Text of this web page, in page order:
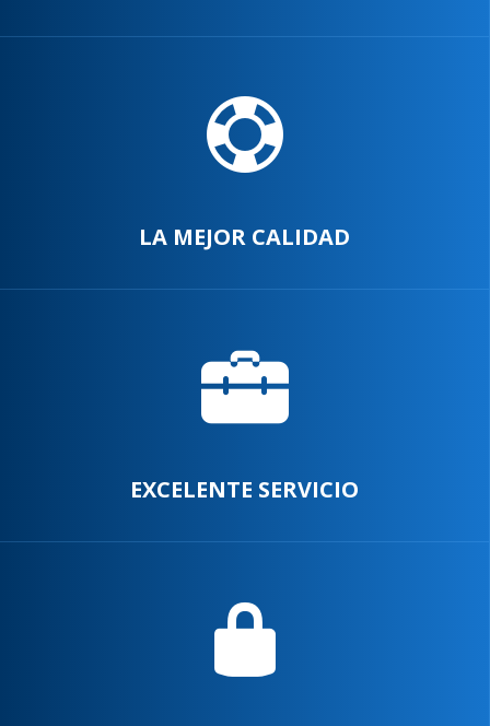
LA MEJOR CALIDAD
EXCELENTE SERVICIO